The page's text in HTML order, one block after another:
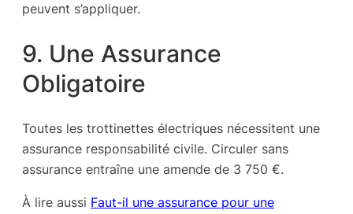
peuvent s’appliquer.
9. Une Assurance
Obligatoire
Toutes les trottinettes électriques nécessitent une
assurance responsabilité civile. Circuler sans
assurance entraîne une amende de 3 750 €.
À lire aussi Faut-il une assurance pour une